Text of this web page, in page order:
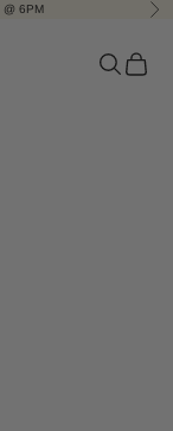
@ 6PM
Search
Cart